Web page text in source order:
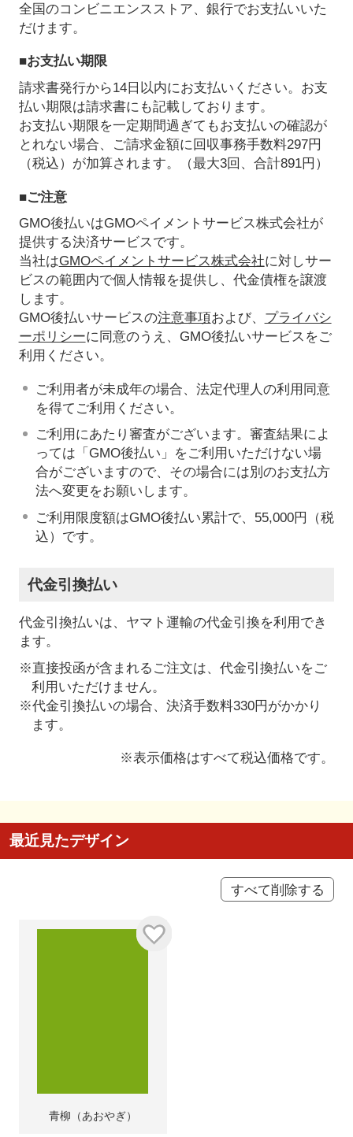
全国のコンビニエンスストア、銀行でお支払いいた
だけます。
■お支払い期限
請求書発行から14日以内にお支払いください。お支
払い期限は請求書にも記載しております。
お支払い期限を一定期間過ぎてもお支払いの確認が
とれない場合、ご請求金額に回収事務手数料297円
（税込）が加算されます。（最大3回、合計891円）
■ご注意
GMO後払いはGMOペイメントサービス株式会社が
提供する決済サービスです。
当社はGMOペイメントサービス株式会社に対しサー
ビスの範囲内で個人情報を提供し、代金債権を譲渡
します。
GMO後払いサービスの注意事項および、 プライバシ
ーポリシーに同意のうえ、GMO後払いサービスをご
利用ください。
ご利用者が未成年の場合、法定代理人の利用同意
を得てご利用ください。
ご利用にあたり審査がございます。審査結果によ
っては「GMO後払い」をご利用いただけない場
合がございますので、その場合には別のお支払方
法へ変更をお願いします。
ご利用限度額はGMO後払い累計で、55,000円（税
込）です。
代金引換払い
代金引換払いは、ヤマト運輸の代金引換を利用でき
ます。
※直接投函が含まれるご注文は、代金引換払いをご
利用いただけません。
※代金引換払いの場合、決済手数料330円がかかり
ます。
※表示価格はすべて税込価格です。
最近見たデザイン
すべて削除する
青柳（あおやぎ）